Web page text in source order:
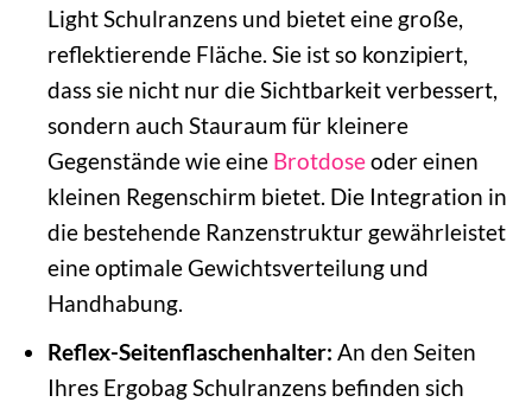
Light Schulranzens und bietet eine große,
reflektierende Fläche. Sie ist so konzipiert,
dass sie nicht nur die Sichtbarkeit verbessert,
sondern auch Stauraum für kleinere
Gegenstände wie eine Brotdoseoder einen
kleinen Regenschirm bietet. Die Integration in
die bestehende Ranzenstruktur gewährleistet
eine optimale Gewichtsverteilung und
Handhabung.
Reflex-Seitenflaschenhalter: An den Seiten
Ihres Ergobag Schulranzens befinden sich